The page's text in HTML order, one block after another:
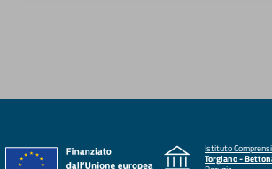
Istituto
Torgiano -